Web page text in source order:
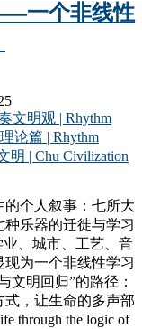
一个非线性
文明观 | Rhythm
论篇 | Rhythm
明 | Chu Civilization
个人叙事：七所大
乐器的迁徙与学习
、城市、工艺、音
为一个非线性学习
文明回归”的路径：
，让生命的多声部
through the logic of